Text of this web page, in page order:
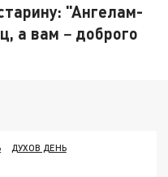
"Ангелам-
а вам – доброго
ДУХОВ ДЕНЬ